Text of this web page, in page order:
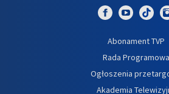
Abonament TVP
Rada Programowa
Ogłoszenia
Akademia